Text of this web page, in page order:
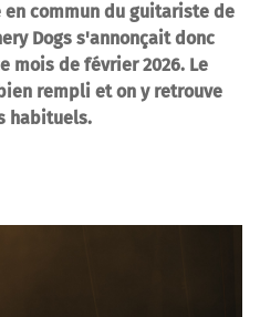
en commun du guitariste de
Dogs s'annonçait donc
mois de février 2026. Le
rempli et on y retrouve
habituels.